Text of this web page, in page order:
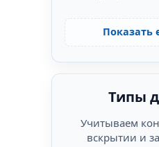
Типы
Учитываем
вскрытии и